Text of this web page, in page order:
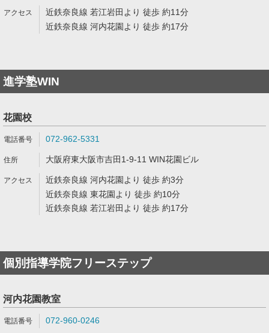
近鉄奈良線 若江岩田より 徒歩 約11分
近鉄奈良線 河内花園より 徒歩 約17分
進学塾WIN
花園校
072-962-5331
大阪府東大阪市吉田1-9-11 WIN花園ビル
近鉄奈良線 河内花園より 徒歩 約3分
近鉄奈良線 東花園より 徒歩 約10分
近鉄奈良線 若江岩田より 徒歩 約17分
個別指導学院フリーステップ
河内花園教室
072-960-0246